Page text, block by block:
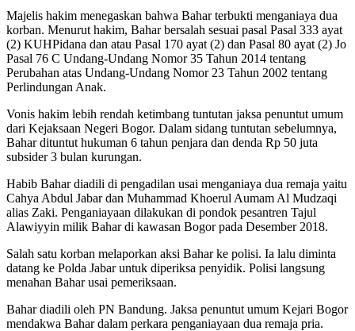
Majelis hakim menegaskan bahwa Bahar terbukti menganiaya dua
korban. Menurut hakim, Bahar bersalah sesuai pasal Pasal 333 ayat
(2) KUHPidana dan atau Pasal 170 ayat (2) dan Pasal 80 ayat (2) Jo
Pasal 76 C Undang-Undang Nomor 35 Tahun 2014 tentang
Perubahan atas Undang-Undang Nomor 23 Tahun 2002 tentang
Perlindungan Anak.
Vonis hakim lebih rendah ketimbang tuntutan jaksa penuntut umum
dari Kejaksaan Negeri Bogor. Dalam sidang tuntutan sebelumnya,
Bahar dituntut hukuman 6 tahun penjara dan denda Rp 50 juta
subsider 3 bulan kurungan.
Habib Bahar diadili di pengadilan usai menganiaya dua remaja yaitu
Cahya Abdul Jabar dan Muhammad Khoerul Aumam Al Mudzaqi
alias Zaki. Penganiayaan dilakukan di pondok pesantren Tajul
Alawiyyin milik Bahar di kawasan Bogor pada Desember 2018.
Salah satu korban melaporkan aksi Bahar ke polisi. Ia lalu diminta
datang ke Polda Jabar untuk diperiksa penyidik. Polisi langsung
menahan Bahar usai pemeriksaan.
Bahar diadili oleh PN Bandung. Jaksa penuntut umum Kejari Bogor
mendakwa Bahar dalam perkara penganiayaan dua remaja pria.